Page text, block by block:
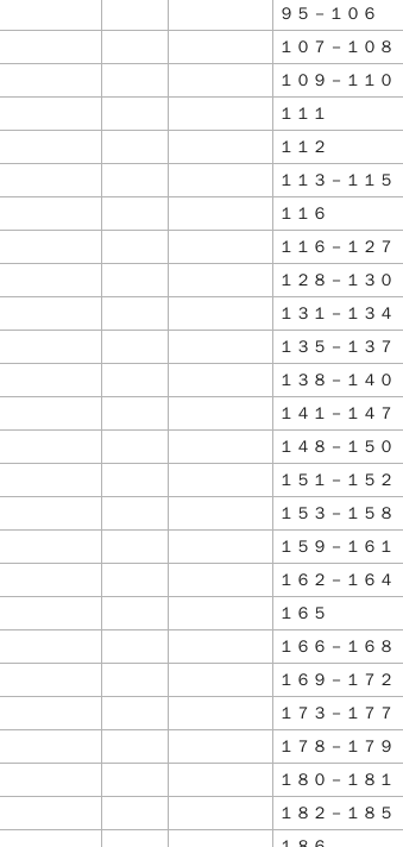
９５－１０６
１０７－１０８
１０９－１１０
１１１
１１２
１１３－１１５
１１６
１１６－１２７
１２８－１３０
１３１－１３４
１３５－１３７
１３８－１４０
１４１－１４７
１４８－１５０
１５１－１５２
１５３－１５８
１５９－１６１
１６２－１６４
１６５
１６６－１６８
１６９－１７２
１７３－１７７
１７８－１７９
１８０－１８１
１８２－１８５